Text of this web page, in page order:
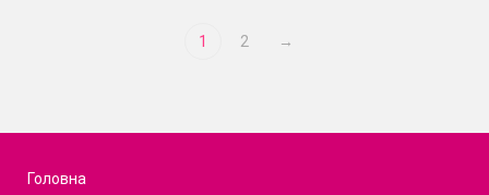
1 2 →
Головна